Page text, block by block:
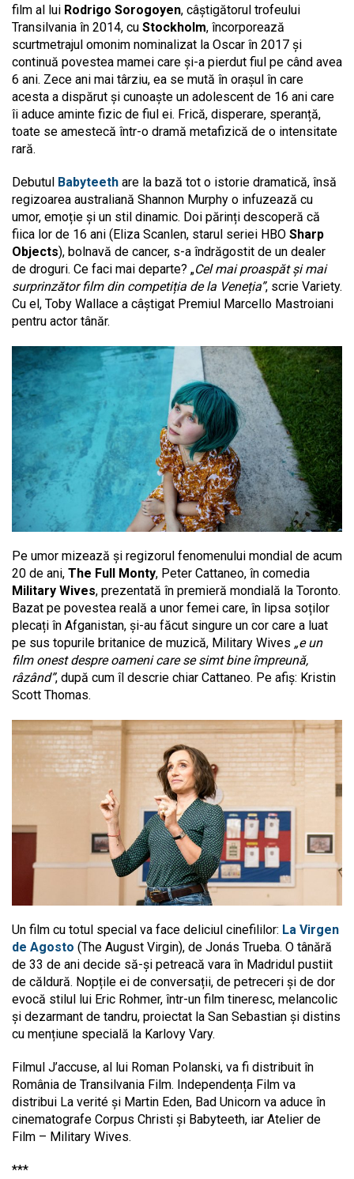
film al lui Rodrigo Sorogoyen, câștigătorul trofeului
Transilvania în 2014, cu Stockholm, încorporează
scurtmetrajul omonim nominalizat la Oscar în 2017 și
continuă povestea mamei care și-a pierdut fiul pe când avea
6 ani. Zece ani mai târziu, ea se mută în orașul în care
acesta a dispărut și cunoaște un adolescent de 16 ani care
îi aduce aminte fizic de fiul ei. Frică, disperare, speranță,
toate se amestecă într-o dramă metafizică de o intensitate
rară.
Debutul Babyteeth are la bază tot o istorie dramatică, însă
regizoarea australiană Shannon Murphy o infuzează cu
umor, emoție și un stil dinamic. Doi părinți descoperă că
fiica lor de 16 ani (Eliza Scanlen, starul seriei HBO Sharp
Objects), bolnavă de cancer, s-a îndrăgostit de un dealer
de droguri. Ce faci mai departe? „Cel mai proaspăt și mai
surprinzător film din competiția de la Veneția”, scrie Variety.
Cu el, Toby Wallace a câștigat Premiul Marcello Mastroiani
pentru actor tânăr.
Pe umor mizează și regizorul fenomenului mondial de acum
20 de ani, The Full Monty, Peter Cattaneo, în comedia
Military Wives, prezentată în premieră mondială la Toronto.
Bazat pe povestea reală a unor femei care, în lipsa soților
plecați în Afganistan, și-au făcut singure un cor care a luat
pe sus topurile britanice de muzică, Military Wives „e un
film onest despre oameni care se simt bine împreună,
râzând”, după cum îl descrie chiar Cattaneo. Pe afiș: Kristin
Scott Thomas.
Un film cu totul special va face deliciul cinefililor: La Virgen
de Agosto (The August Virgin), de Jonás Trueba. O tânără
de 33 de ani decide să-și petreacă vara în Madridul pustiit
de căldură. Nopțile ei de conversații, de petreceri și de dor
evocă stilul lui Eric Rohmer, într-un film tineresc, melancolic
și dezarmant de tandru, proiectat la San Sebastian și distins
cu mențiune specială la Karlovy Vary.
Filmul J’accuse, al lui Roman Polanski, va fi distribuit în
România de Transilvania Film. Independența Film va
distribui La verité și Martin Eden, Bad Unicorn va aduce în
cinematografe Corpus Christi și Babyteeth, iar Atelier de
Film – Military Wives.
***